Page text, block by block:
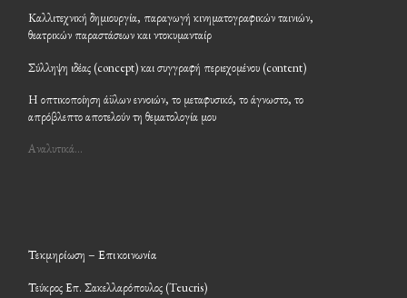
Καλλιτεχνική δημιουργία, παραγωγή κινηματογραφικών ταινιών,
θεατρικών παραστάσεων και ντοκυμανταίρ
Σύλληψη ιδέας (concept) και συγγραφή περιεχομένου (content)
Η οπτικοποίηση άϋλων εννοιών, το μεταφυσικό, το άγνωστο, το
απρόβλεπτο αποτελούν τη θεματολογία μου
Αναλυτικά…
Τεκμηρίωση – Επικοινωνία
Τεύκρος Επ. Σακελλαρόπουλος (Teucris)